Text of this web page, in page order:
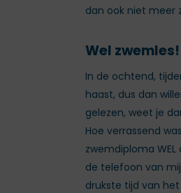
dan ook niet meer
Wel zwemles!
In de ochtend,
haast, dus dan
gelezen, weet je
Hoe verrassend
zwemdiploma
de telefoon van
drukste tijd van